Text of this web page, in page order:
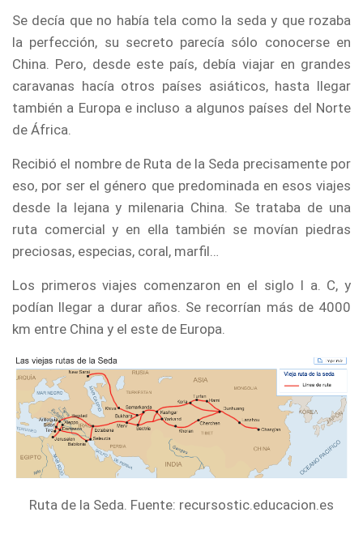
Se decía que no había tela como la seda y que rozaba
la perfección, su secreto parecía sólo conocerse en
China. Pero, desde este país, debía viajar en grandes
caravanas hacía otros países asiáticos, hasta llegar
también a Europa e incluso a algunos países del Norte
de África.
Recibió el nombre de Ruta de la Seda precisamente por
eso, por ser el género que predominada en esos viajes
desde la lejana y milenaria China. Se trataba de una
ruta comercial y en ella también se movían piedras
preciosas, especias, coral, marfil…
Los primeros viajes comenzaron en el siglo I a. C, y
podían llegar a durar años. Se recorrían más de 4000
km entre China y el este de Europa.
Ruta de la Seda. Fuente: recursostic.educacion.es